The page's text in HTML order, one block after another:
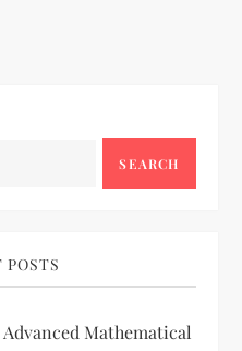
SEARCH
POSTS
Mathematical